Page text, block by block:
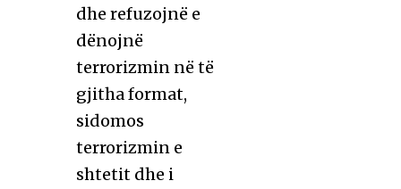
dhe refuzojnë e
dënojnë
terrorizmin në të
gjitha format,
sidomos
terrorizmin e
shtetit dhe i